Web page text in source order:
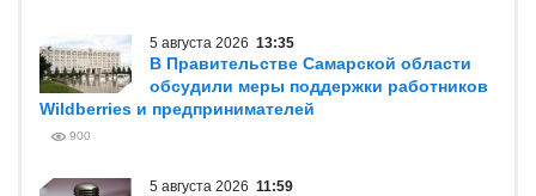
5 августа 2026 13:35
В Правительстве Самарской области
обсудили меры поддержки работников
Wildberries и предпринимателей
900
5 августа 2026 11:59